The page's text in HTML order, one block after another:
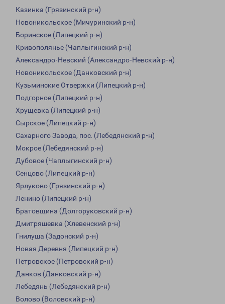
Казинка (Грязинский р-н)
Новоникольское (Мичуринский р-н)
Боринское (Липецкий р-н)
Кривополянье (Чаплыгинский р-н)
Александро-Невский (Александро-Невский р-н)
Новоникольское (Данковский р-н)
Кузьминские Отвержки (Липецкий р-н)
Подгорное (Липецкий р-н)
Хрущевка (Липецкий р-н)
Сырское (Липецкий р-н)
Сахарного Завода, пос. (Лебедянский р-н)
Мокрое (Лебедянский р-н)
Дубовое (Чаплыгинский р-н)
Сенцово (Липецкий р-н)
Ярлуково (Грязинский р-н)
Ленино (Липецкий р-н)
Братовщина (Долгоруковский р-н)
Дмитряшевка (Хлевенский р-н)
Гнилуша (Задонский р-н)
Новая Деревня (Липецкий р-н)
Петровское (Петровский р-н)
Данков (Данковский р-н)
Лебедянь (Лебедянский р-н)
Волово (Воловский р-н)